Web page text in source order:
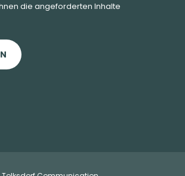
die angeforderten Inhalte